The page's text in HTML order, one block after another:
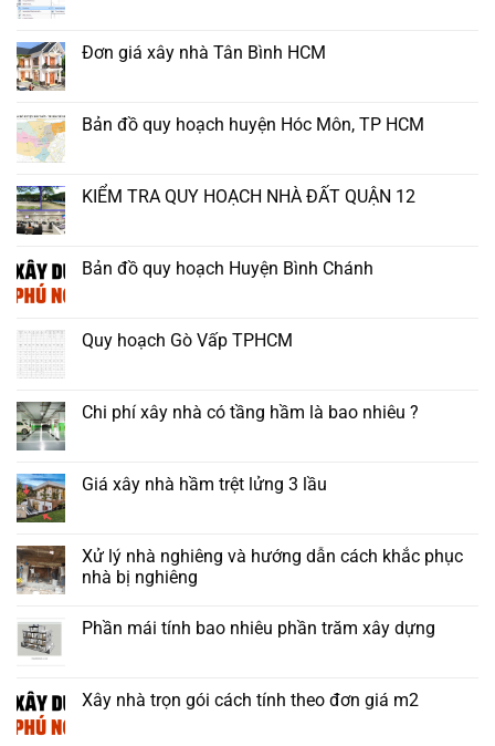
Đơn giá xây nhà Tân Bình HCM
Bản đồ quy hoạch huyện Hóc Môn, TP HCM
KIỂM TRA QUY HOẠCH NHÀ ĐẤT QUẬN 12
Bản đồ quy hoạch Huyện Bình Chánh
Quy hoạch Gò Vấp TPHCM
Chi phí xây nhà có tầng hầm là bao nhiêu ?
Giá xây nhà hầm trệt lửng 3 lầu
Xử lý nhà nghiêng và hướng dẫn cách khắc phục
nhà bị nghiêng
Phần mái tính bao nhiêu phần trăm xây dựng
Xây nhà trọn gói cách tính theo đơn giá m2